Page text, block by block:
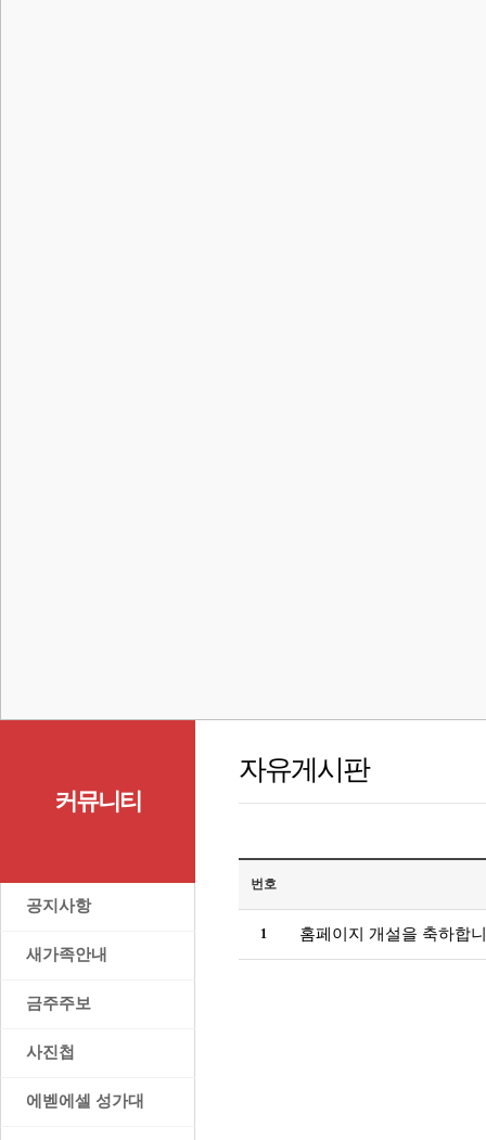
커뮤니티
공지사항
새가족안내
금주주보
사진첩
에벧에셀 성가대
자유게시판
번호
1 홈페이지 개설을 축하합